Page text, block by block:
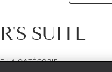
SUITE
LA CATÉGORIE